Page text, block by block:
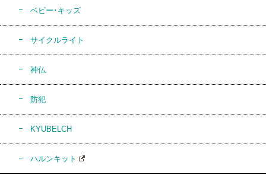
ベビー･キッズ
サイクルライト
神仏
防犯
KYUBELCH
ハルンキット